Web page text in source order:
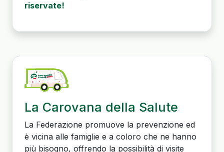
riservate!
La Carovana della Salute
La Federazione promuove la prevenzione ed
è vicina alle famiglie e a coloro che ne hanno
più bisogno, offrendo la possibilità di visite